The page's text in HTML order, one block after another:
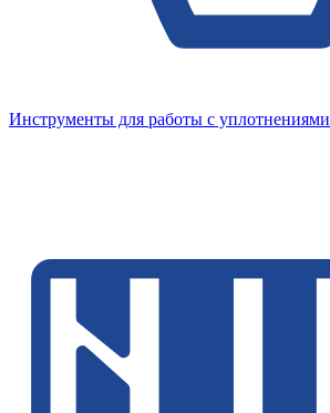
Инструменты для работы с уплотнениями